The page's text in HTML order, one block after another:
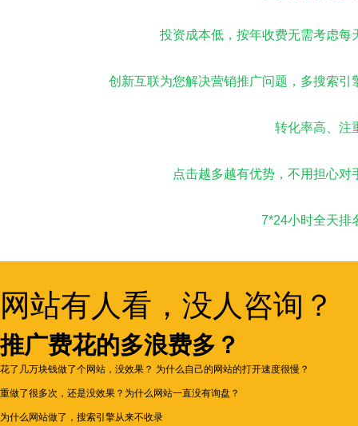
投资成本低，按年收费无需考虑每
创新互联为您解决营销推广问题，多搜索引
转化率高、注
点击越多越有优势，不用担心对
7*24小时全天排
网站有人看，没人咨询？
推广费花的多浪费多？
花了几万块钱做了个网站，没效果？ 为什么自己的网站的打开速度很慢？
重做了很多次，还是没效果？为什么网站一直没有询盘？
为什么网站做了，搜索引擎从来不收录